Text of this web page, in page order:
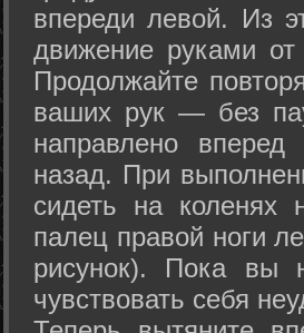
впереди левой. Из
движение руками
Продолжайте
ваших рук — без
направлено
назад. При
сидеть на коленях
палец правой ноги
рисунок). Пока вы
чувствовать себя